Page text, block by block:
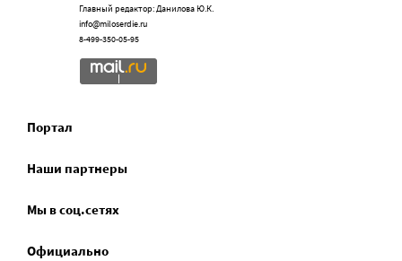
Главный редактор: Данилова Ю.К.
info@miloserdie.ru
8-499-350-05-95
Портал
Наши партнеры
Мы в соц.сетях
Официально